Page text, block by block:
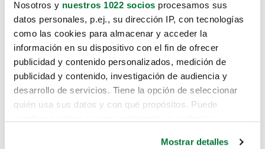
Nosotros y nuestros 1022 socios procesamos sus
datos personales, p.ej., su dirección IP, con tecnologías
como las cookies para almacenar y acceder la
información en su dispositivo con el fin de ofrecer
publicidad y contenido personalizados, medición de
publicidad y contenido, investigación de audiencia y
desarrollo de servicios. Tiene la opción de seleccionar
quién usa sus datos y con qué propósitos. Puede
Mostrar detalles
Lo sentimos, no sabemos como
te hemos traido hasta aquí.
Pero puedes encontrar el coche que estás
buscando en alguno de estos enlaces: